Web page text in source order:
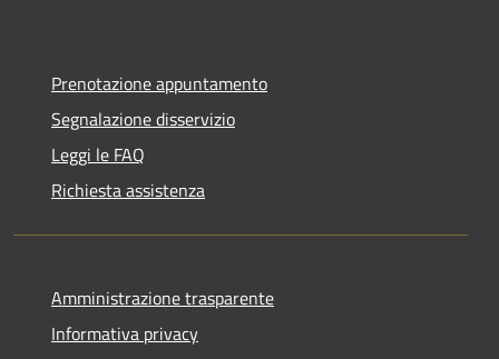
Prenotazione appuntamento
Segnalazione disservizio
Leggi le FAQ
Richiesta assistenza
Amministrazione trasparente
Informativa privacy